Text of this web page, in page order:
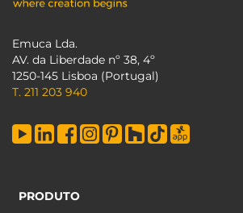
Emuca Lda.
AV. da Liberdade nº 38, 4º
1250-145 Lisboa (Portugal)
T. 211 203 940
PRODUTO